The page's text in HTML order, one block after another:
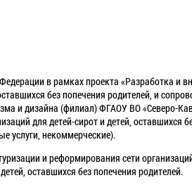
в рамках проекта «Разработка и
без попечения родителей, и
и дизайна (филиал) ФГАОУ ВО «Северо-
для детей-сирот и детей, оставшихся
услуги, некоммерческие).
и реформирования сети
оставшихся без попечения родителей.